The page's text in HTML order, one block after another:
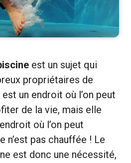
est un sujet qui
propriétaires de
un endroit où l’on peut
de la vie, mais elle
où l’on peut
n’est pas chauffée ! Le
est donc une nécessité,